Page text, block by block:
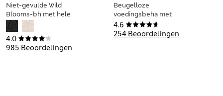
4.0
985 Beoordelingen
Niet-gevulde Wild
Blooms-bh met hele
cup voor cupmaten
A-E
4.6
254 Beoordelingen
Beugelloze
voedingsbeha met
Flexifit™ voor
cupmaten A-H